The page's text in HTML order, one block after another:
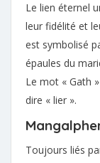
Le lien éternel
leur fidélité et
est symbolisé
épaules du
Le mot « Gath
dire « lier ».
Toujours liés